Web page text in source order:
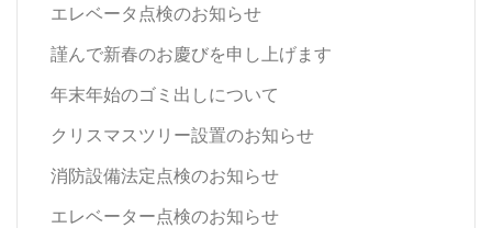
エレベータ点検のお知らせ
謹んで新春のお慶びを申し上げます
年末年始のゴミ出しについて
クリスマスツリー設置のお知らせ
消防設備法定点検のお知らせ
エレベーター点検のお知らせ